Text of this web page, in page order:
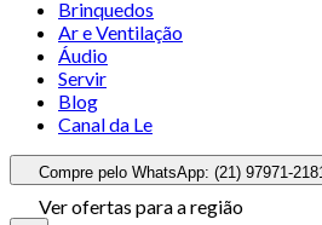
Brinquedos
Ar e Ventilação
Áudio
Servir
Blog
Canal da Le
Compre pelo WhatsApp: (21) 97971-
Ver ofertas para a região